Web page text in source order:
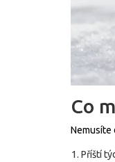
Co
Nemusíte
Příští